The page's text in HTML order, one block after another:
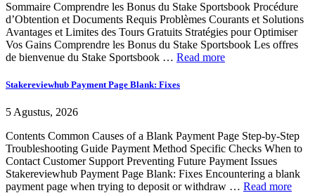
Sommaire Comprendre les Bonus du Stake Sportsbook Procédure
d’Obtention et Documents Requis Problèmes Courants et Solutions
Avantages et Limites des Tours Gratuits Stratégies pour Optimiser
Vos Gains Comprendre les Bonus du Stake Sportsbook Les offres
de bienvenue du Stake Sportsbook … Read more
Stakereviewhub Payment Page Blank: Fixes
5 Agustus, 2026
Contents Common Causes of a Blank Payment Page Step-by-Step
Troubleshooting Guide Payment Method Specific Checks When to
Contact Customer Support Preventing Future Payment Issues
Stakereviewhub Payment Page Blank: Fixes Encountering a blank
payment page when trying to deposit or withdraw … Read more